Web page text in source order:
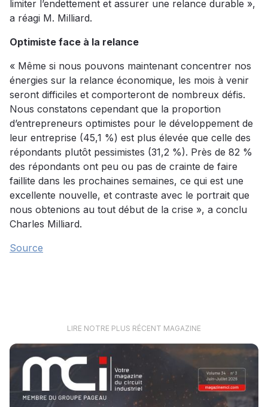
limiter l’endettement et assurer une relance durable »,
a réagi M. Milliard.
Optimiste face à la relance
« Même si nous pouvons maintenant concentrer nos
énergies sur la relance économique, les mois à venir
seront difficiles et comporteront de nombreux défis.
Nous constatons cependant que la proportion
d’entrepreneurs optimistes pour le développement de
leur entreprise (45,1 %) est plus élevée que celle des
répondants plutôt pessimistes (31,2 %). Près de 82 %
des répondants ont peu ou pas de crainte de faire
faillite dans les prochaines semaines, ce qui est une
excellente nouvelle, et contraste avec le portrait que
nous obtenions au tout début de la crise », a conclu
Charles Milliard.
Source
LIRE NOTRE PLUS RÉCENT MAGAZINE